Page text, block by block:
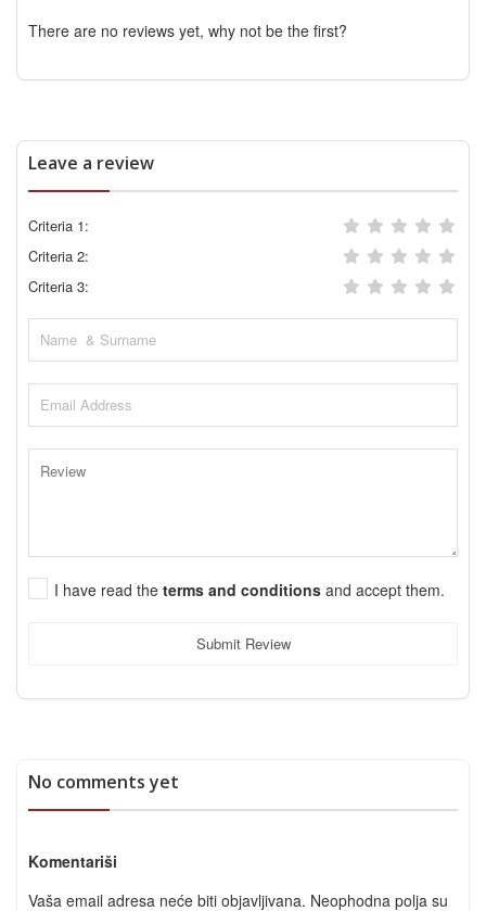
There are no reviews yet, why not be the first?
Leave a review
Criteria 1:
Criteria 2:
Criteria 3:
I have read the terms and conditions and accept them.
Submit Review
No comments yet
Komentariši
Vaša email adresa neće biti objavljivana. Neophodna polja su